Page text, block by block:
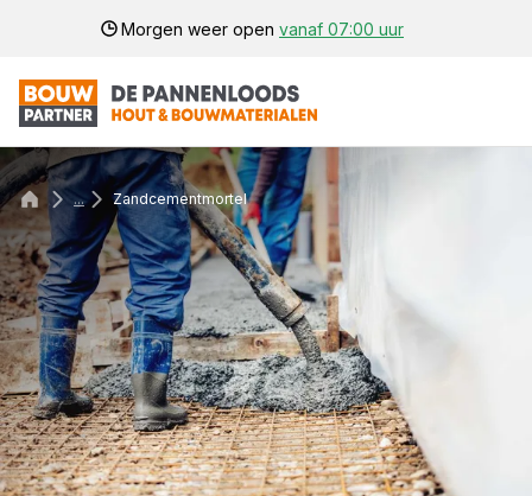
Morgen weer open vanaf 07:00 uur
... Zandcementmortel